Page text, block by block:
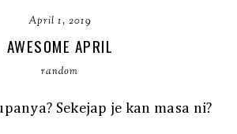
April 1, 2019
AWESOME APRIL
random
Sekejap je kan masa ni?